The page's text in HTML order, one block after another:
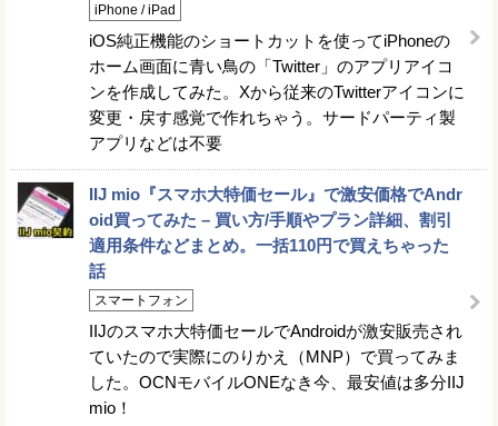
iPhone / iPad
iOS純正機能のショートカットを使ってiPhoneの
ホーム画面に青い鳥の「Twitter」のアプリアイコ
ンを作成してみた。Xから従来のTwitterアイコンに
変更・戻す感覚で作れちゃう。サードパーティ製
アプリなどは不要
IIJ mio『スマホ大特価セール』で激安価格でAndr
oid買ってみた – 買い方/手順やプラン詳細、割引
適用条件などまとめ。一括110円で買えちゃった
話
スマートフォン
IIJのスマホ大特価セールでAndroidが激安販売され
ていたので実際にのりかえ（MNP）で買ってみま
した。OCNモバイルONEなき今、最安値は多分IIJ
mio！